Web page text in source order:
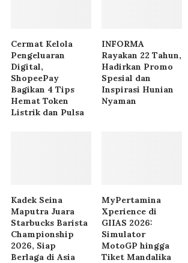
Cermat Kelola
Pengeluaran
Digital,
ShopeePay
Bagikan 4 Tips
Hemat Token
Listrik dan Pulsa
INFORMA
Rayakan 22 Tahun,
Hadirkan Promo
Spesial dan
Inspirasi Hunian
Nyaman
Kadek Seina
Maputra Juara
Starbucks Barista
Championship
2026, Siap
Berlaga di Asia
MyPertamina
Xperience di
GIIAS 2026:
Simulator
MotoGP hingga
Tiket Mandalika